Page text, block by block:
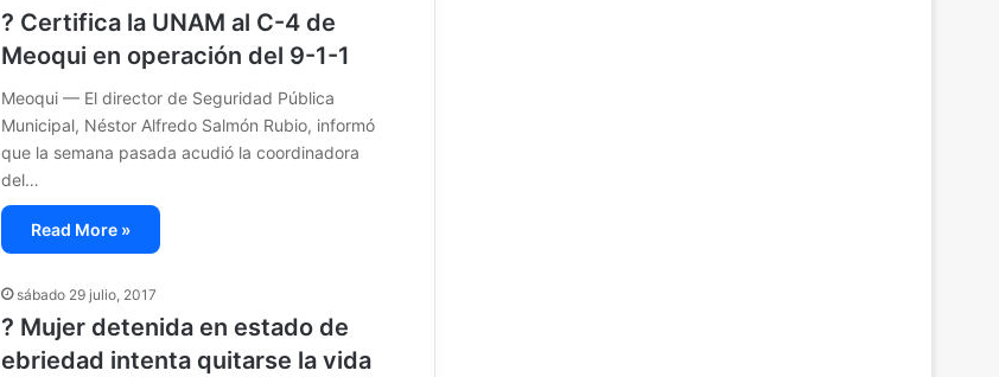
? Certifica la UNAM al C-4 de
Meoqui en operación del 9-1-1
Meoqui — El director de Seguridad Pública
Municipal, Néstor Alfredo Salmón Rubio, informó
que la semana pasada acudió la coordinadora
del…
Read More »
sábado 29 julio, 2017
? Mujer detenida en estado de
ebriedad intenta quitarse la vida